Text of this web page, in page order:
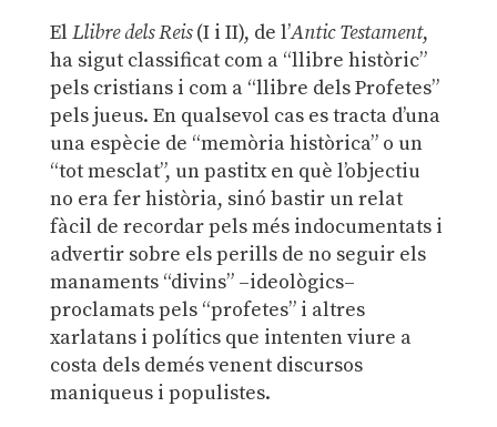
El Llibre dels Reis(I i II), de l’Antic Testament,
ha sigut classificat com a “llibre històric”
pels cristians i com a “llibre dels Profetes”
pels jueus. En qualsevol cas es tracta d’una
una espècie de “memòria històrica” o un
“tot mesclat”, un pastitx en què l’objectiu
no era fer història, sinó bastir un relat
fàcil de recordar pels més indocumentats i
advertir sobre els perills de no seguir els
manaments “divins” –ideològics–
proclamats pels “profetes” i altres
xarlatans i polítics que intenten viure a
costa dels demés venent discursos
maniqueus i populistes.